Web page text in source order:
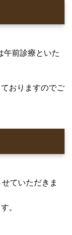
午前診療といた
おりますのでご
ていただきま
。